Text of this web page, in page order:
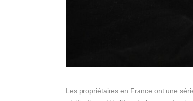
Les propriétaires en France ont une